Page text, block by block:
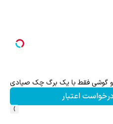
سرمایه گذاری امن با طلا و نقره دیجی
سرمایه گذاری
›